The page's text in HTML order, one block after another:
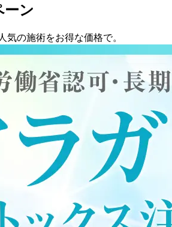
ーン
気の施術をお得な価格で。